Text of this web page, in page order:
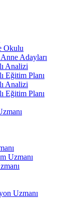
Okulu
Adayları
Analizi
Eğitim Planı
Analizi
Eğitim Planı
Uzmanı
Uzmanı